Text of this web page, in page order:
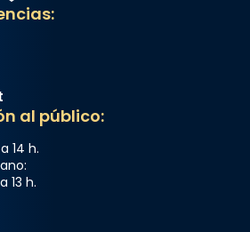
al público:
14 h.
13 h.